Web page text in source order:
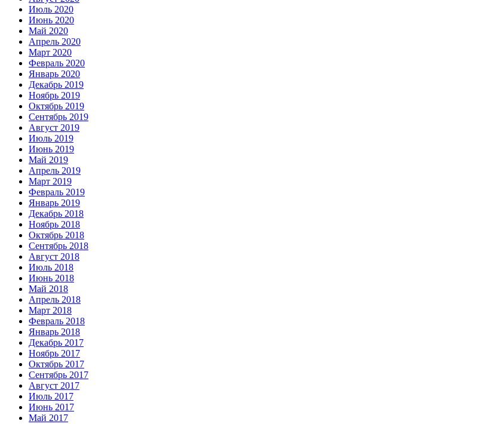
Июль 2020
Июнь 2020
Май 2020
Апрель 2020
Март 2020
Февраль 2020
Январь 2020
Декабрь 2019
Ноябрь 2019
Октябрь 2019
Сентябрь 2019
Август 2019
Июль 2019
Июнь 2019
Май 2019
Апрель 2019
Март 2019
Февраль 2019
Январь 2019
Декабрь 2018
Ноябрь 2018
Октябрь 2018
Сентябрь 2018
Август 2018
Июль 2018
Июнь 2018
Май 2018
Апрель 2018
Март 2018
Февраль 2018
Январь 2018
Декабрь 2017
Ноябрь 2017
Октябрь 2017
Сентябрь 2017
Август 2017
Июль 2017
Июнь 2017
Май 2017